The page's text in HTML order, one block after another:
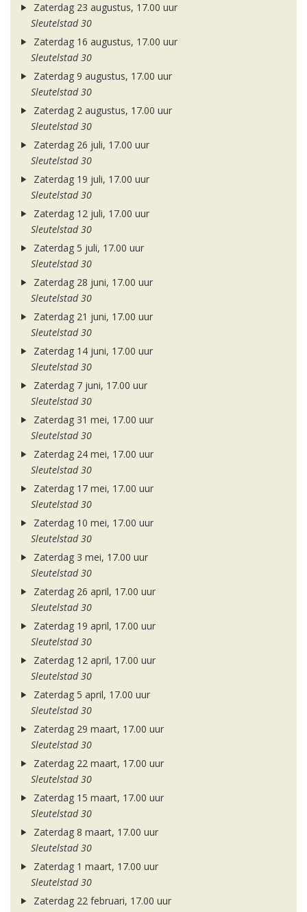
Zaterdag 23 augustus, 17.00 uur
Sleutelstad 30
Zaterdag 16 augustus, 17.00 uur
Sleutelstad 30
Zaterdag 9 augustus, 17.00 uur
Sleutelstad 30
Zaterdag 2 augustus, 17.00 uur
Sleutelstad 30
Zaterdag 26 juli, 17.00 uur
Sleutelstad 30
Zaterdag 19 juli, 17.00 uur
Sleutelstad 30
Zaterdag 12 juli, 17.00 uur
Sleutelstad 30
Zaterdag 5 juli, 17.00 uur
Sleutelstad 30
Zaterdag 28 juni, 17.00 uur
Sleutelstad 30
Zaterdag 21 juni, 17.00 uur
Sleutelstad 30
Zaterdag 14 juni, 17.00 uur
Sleutelstad 30
Zaterdag 7 juni, 17.00 uur
Sleutelstad 30
Zaterdag 31 mei, 17.00 uur
Sleutelstad 30
Zaterdag 24 mei, 17.00 uur
Sleutelstad 30
Zaterdag 17 mei, 17.00 uur
Sleutelstad 30
Zaterdag 10 mei, 17.00 uur
Sleutelstad 30
Zaterdag 3 mei, 17.00 uur
Sleutelstad 30
Zaterdag 26 april, 17.00 uur
Sleutelstad 30
Zaterdag 19 april, 17.00 uur
Sleutelstad 30
Zaterdag 12 april, 17.00 uur
Sleutelstad 30
Zaterdag 5 april, 17.00 uur
Sleutelstad 30
Zaterdag 29 maart, 17.00 uur
Sleutelstad 30
Zaterdag 22 maart, 17.00 uur
Sleutelstad 30
Zaterdag 15 maart, 17.00 uur
Sleutelstad 30
Zaterdag 8 maart, 17.00 uur
Sleutelstad 30
Zaterdag 1 maart, 17.00 uur
Sleutelstad 30
Zaterdag 22 februari, 17.00 uur